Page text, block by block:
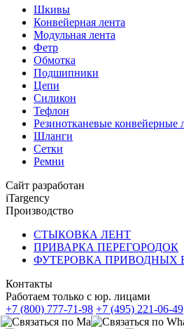
Шкивы
Конвейерная лента
Модульная лента
Фетр
Обмотка
Подшипники
Цепи
Силикон
Тефлон
Резинотканевые конвейерные
Шланги
Сетки
Ремни
Сайт разработан
iTargency
Производство
СТЫКОВКА ЛЕНТ
ПРИВАРКА ПЕРЕГОРОДОК
ФУТЕРОВКА ПРИВОДНЫХ
Контакты
Работаем только с юр. лицами
+7 (800) 777-71-98 +7 (495) 221-06-49